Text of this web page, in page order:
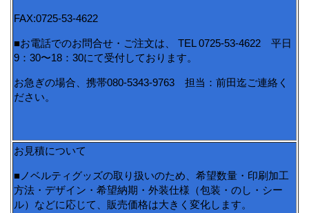
FAX:0725-53-4622
■お電話でのお問合せ・ご注文は、 TEL 0725-53-4622 平日
9：30〜18：30にて受付しております。
お急ぎの場合、携帯080-5343-9763 担当：前田迄ご連絡く
ださい。
お見積について
■ノベルティグッズの取り扱いのため、希望数量・印刷加工
方法・デザイン・希望納期・外装仕様（包装・のし・シー
ル）などに応じて、販売価格は大きく変化します。